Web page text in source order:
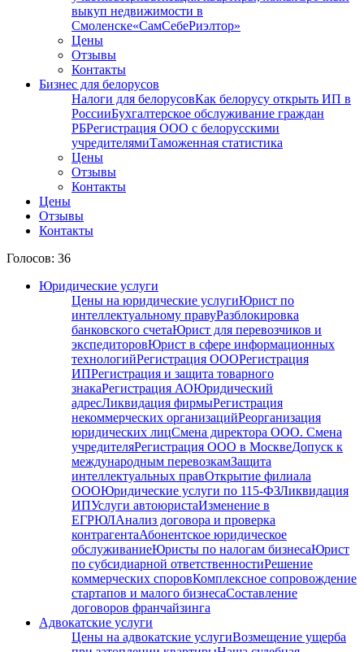
выкуп недвижимости в
Cмоленске«СамСебеРиэлтор»
Цены
Отзывы
Контакты
Бизнес для белорусов
Налоги для белорусовКак белорусу открыть ИП в
РоссииБухгалтерское обслуживание граждан
РБРегистрация ООО с белорусскими
учредителямиТаможенная статистика
Цены
Отзывы
Контакты
Цены
Отзывы
Контакты
Голосов: 36
Юридические услуги
Цены на юридические услугиЮрист по
интеллектуальному правуРазблокировка
банковского счетаЮрист для перевозчиков и
экспедиторовЮрист в сфере информационных
технологийРегистрация ОООРегистрация
ИПРегистрация и защита товарного
знакаРегистрация АОЮридический
адресЛиквидация фирмыРегистрация
некоммерческих организацийРеорганизация
юридических лицСмена директора ООО. Смена
учредителяРегистрация ООО в МосквеДопуск к
международным перевозкамЗащита
интеллектуальных правОткрытие филиала
ОООЮридические услуги по 115-ФЗЛиквидация
ИПУслуги автоюристаИзменение в
ЕГРЮЛАнализ договора и проверка
контрагентаАбонентское юридическое
обслуживаниеЮристы по налогам бизнесаЮрист
по субсидиарной ответственностиРешение
коммерческих споровКомплексное сопровождение
стартапов и малого бизнесаСоставление
договоров франчайзинга
Адвокатские услуги
Цены на адвокатские услугиВозмещение ущерба